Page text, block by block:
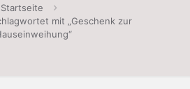
Startseite
mit „Geschenk zur